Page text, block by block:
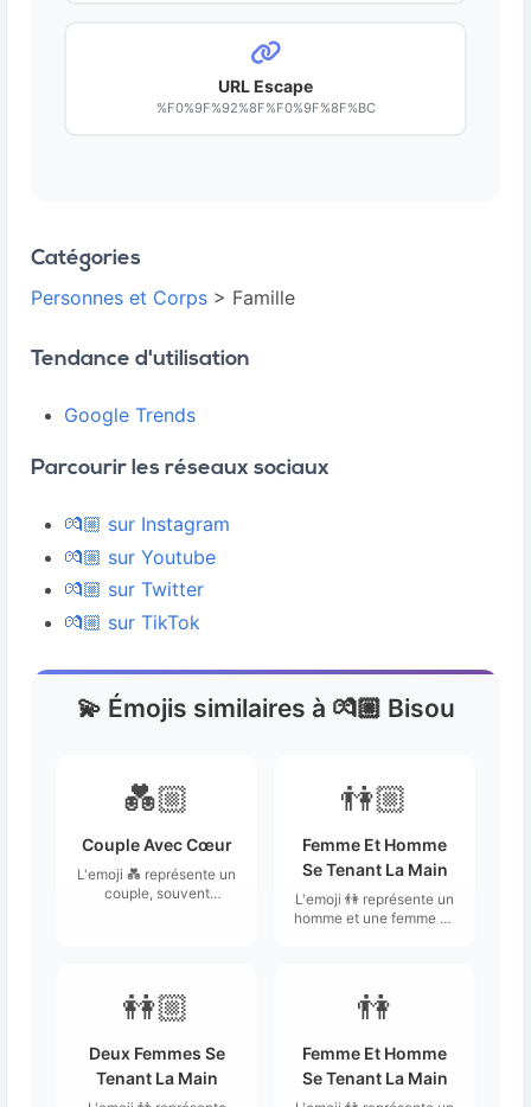
URL Escape
%F0%9F%92%8F%F0%9F%8F%BC
Catégories
Personnes et Corps > Famille
Tendance d'utilisation
Google Trends
Parcourir les réseaux sociaux
💏🏼 sur Instagram
💏🏼 sur Youtube
💏🏼 sur Twitter
💏🏼 sur TikTok
💫 Émojis similaires à 💏🏼 Bisou
💑🏼
Couple Avec Cœur
L'emoji 💑 représente un
couple, souvent
l'autre tout en étant
entourés d'un cœur.
👫🏼
Femme Et Homme
Se Tenant La Main
L'emoji 👫 représente un
homme et une femme se
ou une connexion intime
entre deux personnes.
👭🏼
Deux Femmes Se
Tenant La Main
👫
Femme Et Homme
Se Tenant La Main